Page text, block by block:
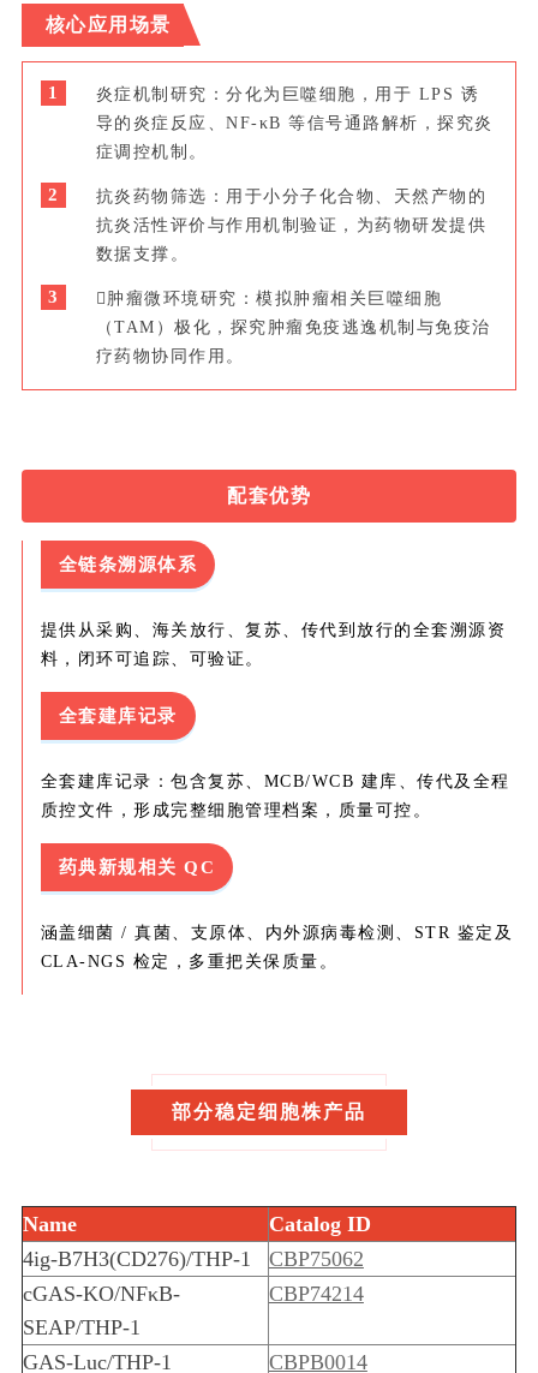
核心应用场景
1
炎症机制研究：分化为巨噬细胞，用于 LPS 诱
导的炎症反应、NF-κB 等信号通路解析，探究炎
症调控机制。
2
抗炎药物筛选：用于小分子化合物、天然产物的
抗炎活性评价与作用机制验证，为药物研发提供
数据支撑。
3
肿瘤微环境研究：模拟肿瘤相关巨噬细胞
（TAM）极化，探究肿瘤免疫逃逸机制与免疫治
疗药物协同作用。
配套优势
全链条溯源体系
提供从采购、海关放行、复苏、传代到放行的全套溯源资
料，闭环可追踪、可验证。
全套建库记录
全套建库记录：包含复苏、MCB/WCB 建库、传代及全程
质控文件，形成完整细胞管理档案，质量可控。
药典新规相关 QC
涵盖细菌 / 真菌、支原体、内外源病毒检测、STR 鉴定及
CLA-NGS 检定，多重把关保质量。
部分稳定细胞株产品
Name
Catalog ID
4ig-B7H3(CD276)/THP-1
CBP75062
cGAS-KO/NFκB-
SEAP/THP-1
CBP74214
GAS-Luc/THP-1
CBPB0014